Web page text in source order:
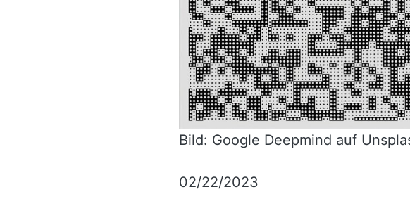
Bild: Google Deepmind auf
02/22/2023